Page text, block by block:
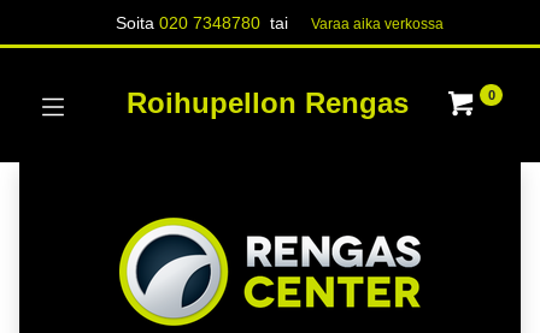
Soita020 7348780 tai Varaa aika verk​​​​ossa
Roihupellon Rengas 0